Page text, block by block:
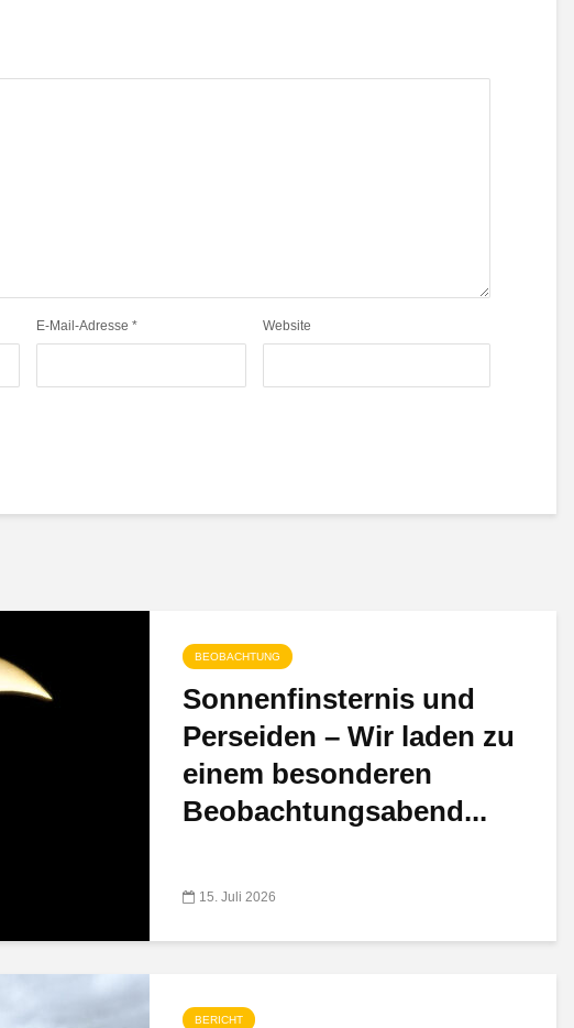
E-Mail-Adresse * Website
BEOBACHTUNG
Sonnenfinsternis und
Perseiden – Wir laden zu
einem besonderen
Beobachtungsabend...
15. Juli 2026
BERICHT